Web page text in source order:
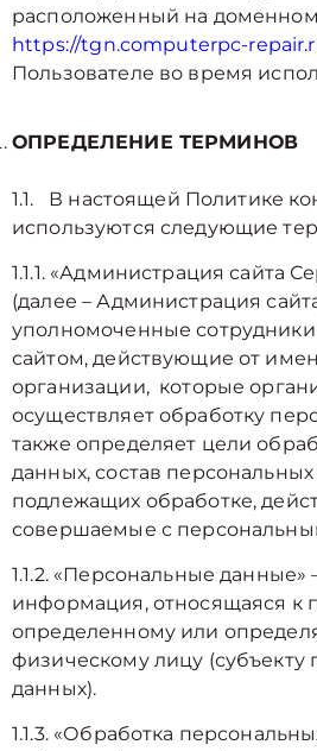
расположенный на
https://tgn.computerpc-
Пользователе во время
ОПРЕДЕЛЕНИЕ ТЕРМИНОВ
1.1. В настоящей Политике
используются следующие
1.1.1. «Администрация сайта
(далее – Администрация
уполномоченные
сайтом, действующие от
организации, которые
осуществляет обработку
также определяет цели
данных, состав
подлежащих обработке,
совершаемые с
1.1.2. «Персональные
информация, относящаяся к
определенному или
физическому лицу (субъекту
данных).
1.1.3. «Обработка